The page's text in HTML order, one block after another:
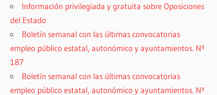
Información privilegiada y gratuita sobre Oposiciones
del Estado
Boletín semanal con las últimas convocatorias
empleo público estatal, autonómico y ayuntamientos. Nº
187
Boletín semanal con las últimas convocatorias
empleo público estatal, autonómico y ayuntamientos. Nº